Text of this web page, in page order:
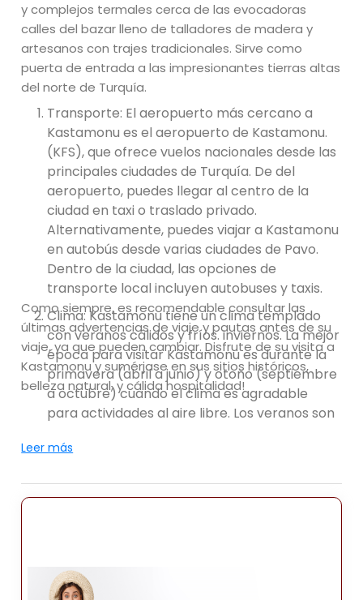
y complejos termales cerca de las evocadoras
calles del bazar lleno de talladores de madera y
artesanos con trajes tradicionales. Sirve como
puerta de entrada a las impresionantes tierras altas
del norte de Turquía.
Transporte: El aeropuerto más cercano a
Kastamonu es el aeropuerto de Kastamonu.
(KFS), que ofrece vuelos nacionales desde las
principales ciudades de Turquía. De del
aeropuerto, puedes llegar al centro de la
ciudad en taxi o traslado privado.
Alternativamente, puedes viajar a Kastamonu
en autobús desde varias ciudades de Pavo.
Dentro de la ciudad, las opciones de
transporte local incluyen autobuses y taxis.
Clima: Kastamonu tiene un clima templado
con veranos cálidos y fríos. inviernos. La mejor
época para visitar Kastamonu es durante la
primavera (abril a junio) y otoño (septiembre
a octubre) cuando el clima es agradable
para actividades al aire libre. Los veranos son
inviernos pueden ser frío con nevadas
Atracciones: Kastamonu cuenta con una gran
lugares populares para visitar en Kastamonu:
Como siempre, es recomendable consultar las
últimas advertencias de viaje y pautas antes de su
viaje, ya que pueden cambiar. Disfrute de su visita a
Kastamonu y sumérjase en sus sitios históricos,
belleza natural, y cálida hospitalidad!
Leer más